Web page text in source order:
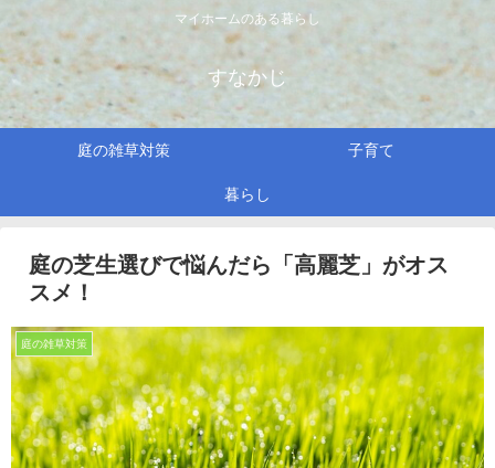
マイホームのある暮らし
すなかじ
庭の雑草対策 子育て
暮らし
庭の芝生選びで悩んだら「高麗芝」がオス
スメ！
庭の雑草対策